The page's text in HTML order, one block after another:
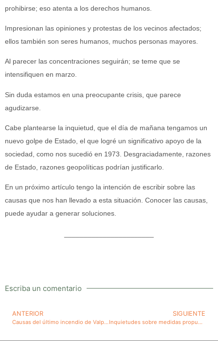
prohibirse; eso atenta a los derechos humanos.
Impresionan las opiniones y protestas de los vecinos afectados;
ellos también son seres humanos, muchos personas mayores.
Al parecer las concentraciones seguirán; se teme que se
intensifiquen en marzo.
Sin duda estamos en una preocupante crisis, que parece
agudizarse.
Cabe plantearse la inquietud, que el día de mañana tengamos un
nuevo golpe de Estado, el que logré un significativo apoyo de la
sociedad, como nos sucedió en 1973. Desgraciadamente, razones
de Estado, razones geopolíticas podrían justificarlo.
En un próximo artículo tengo la intención de escribir sobre las
causas que nos han llevado a esta situación. Conocer las causas,
puede ayudar a generar soluciones.
Escriba un comentario
ANTERIOR
Causas del último incendio de Valparaíso. Recomendaciones. Recordar los antecedentes de ese gran incendio del 2014
SIGUIENTE
Inquietudes sobre medidas propuestas en reforma previsional dirigidas a la solidaridad. Solo aspectos parciales